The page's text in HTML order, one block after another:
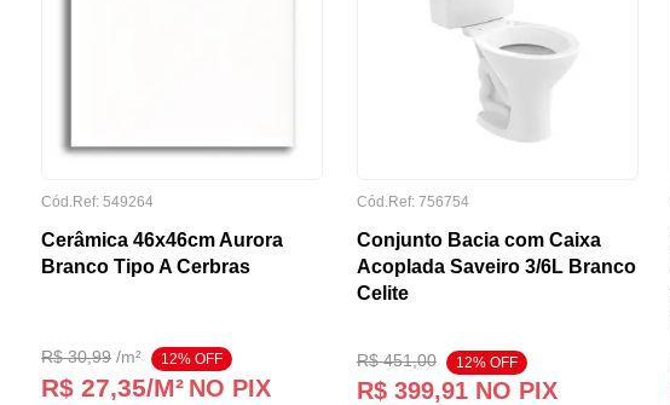
Cód.Ref: 549264
Cerâmica 46x46cm Aurora
Branco Tipo A Cerbras
R$ 30,99/m² 12% OFF
R$ 27,35/M² NO PIX
Cód.Ref: 756754
Conjunto Bacia com Caixa
Acoplada Saveiro 3/6L Branco
Celite
R$ 451,00 12% OFF
R$ 399,91NO PIX